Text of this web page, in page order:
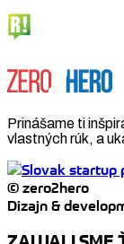
Prinášame ti
vlastných rúk, a
© zero2hero
Dizajn &